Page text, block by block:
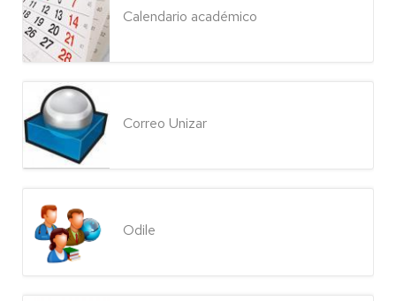
Calendario académico
Correo Unizar
Odile